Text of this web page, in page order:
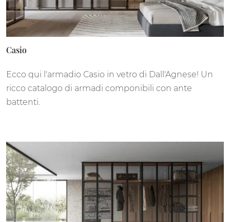
Casio
Ecco qui l'armadio Casio in vetro di Dall'Agnese! Un
ricco catalogo di armadi componibili con ante
battenti.